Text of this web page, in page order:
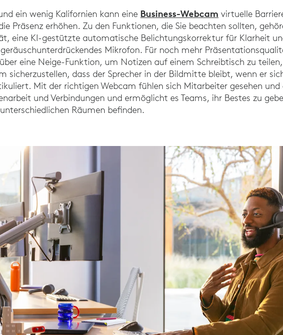
ein wenig Kalifornien kann eine Business-Webcam virtuelle
Präsenz erhöhen. Zu den Funktionen, die Sie beachten sollten,
eine KI-gestützte automatische Belichtungskorrektur für Klarheit
Mikrofon. Für noch mehr
eine Neige-Funktion, um Notizen auf einem Schreibtisch zu
sicherzustellen, dass der Sprecher in der Bildmitte bleibt, wenn er
Mit der richtigen Webcam fühlen sich Mitarbeiter gesehen
und Verbindungen und ermöglicht es Teams, ihr Bestes zu
Räumen befinden.